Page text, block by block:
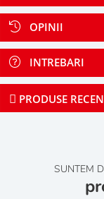
OPINII
INTREBARI
PRODUSE
SUNTEM